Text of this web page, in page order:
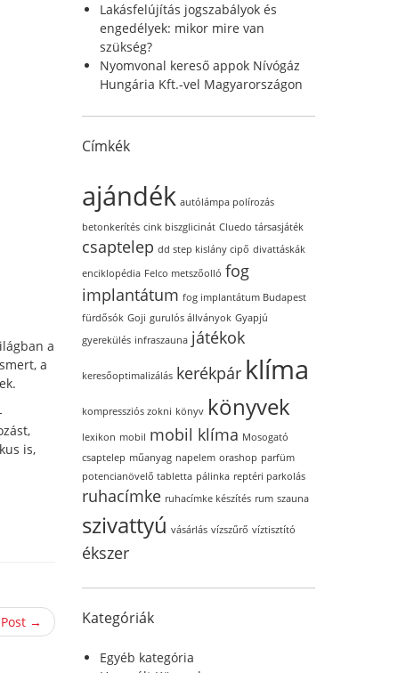
a
a
is,
→
Lakásfelújítás jogszabályok és
engedélyek: mikor mire van
szükség?
Nyomvonal kereső appok Nívógáz
Hungária Kft.-vel Magyarországon
Címkék
ajándék autólámpa polírozás
betonkerítés cink biszglicinát Cluedo társasjáték
csaptelep dd step kislány cipő divattáskák
enciklopédia Felco metszőolló fog
implantátum fog implantátum Budapest
fürdősók Goji gurulós állványok Gyapjú
gyerekülés infraszauna játékok
keresőoptimalizálás kerékpár klíma
kompressziós zokni könyv könyvek
lexikon mobil mobil klíma Mosogató
csaptelep műanyag napelem orashop parfüm
potencianövelő tabletta pálinka reptéri parkolás
ruhacímke ruhacímke készítés rum szauna
szivattyú vásárlás vízszűrő víztisztító
ékszer
Kategóriák
Egyéb kategória